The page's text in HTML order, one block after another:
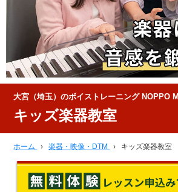
大宮（埼玉）のボイストレーニング NOPPO
キッズ楽器教室
ホーム › 楽器・映像・DTM › キッズ楽器教室